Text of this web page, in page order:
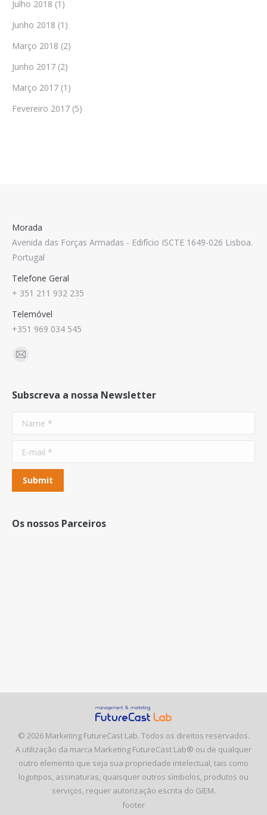
Julho 2018 (1)
Junho 2018 (1)
Março 2018 (2)
Junho 2017 (2)
Março 2017 (1)
Fevereiro 2017 (5)
Morada
Avenida das Forças Armadas - Edifício ISCTE 1649-026 Lisboa.
Portugal
Telefone Geral
+ 351 211 932 235
Telemóvel
+351 969 034 545
Find us on:
Mail
Subscreva a nossa Newsletter
Name *
E-mail *
Submit
Os nossos Parceiros
© 2026 Marketing FutureCast Lab. Todos os direitos reservados.
A utilização da marca Marketing FutureCast Lab® ou de qualquer
outro elemento que seja sua propriedade intelectual, tais como
logotipos, assinaturas, quaisquer outros símbolos, produtos ou
serviços, requer autorização escrita do GIEM.
footer